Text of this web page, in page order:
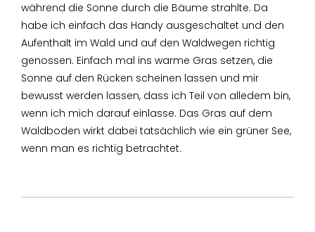
während die Sonne durch die Bäume strahlte. Da
habe ich einfach das Handy ausgeschaltet und den
Aufenthalt im Wald und auf den Waldwegen richtig
genossen. Einfach mal ins warme Gras setzen, die
Sonne auf den Rücken scheinen lassen und mir
bewusst werden lassen, dass ich Teil von alledem bin,
wenn ich mich darauf einlasse. Das Gras auf dem
Waldboden wirkt dabei tatsächlich wie ein grüner See,
wenn man es richtig betrachtet.